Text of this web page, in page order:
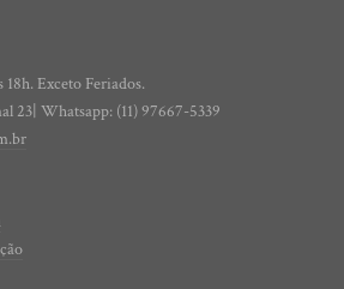
18h. Exceto Feriados.
23| Whatsapp: (11) 97667-5339